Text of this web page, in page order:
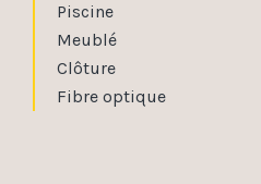
Piscine
Meublé
Clôture
Fibre optique